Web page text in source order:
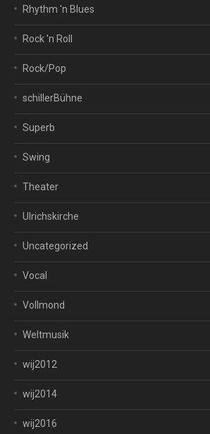
Rhythm 'n Blues
Rock 'n Roll
Rock/Pop
schillerBühne
Superb
Swing
Theater
Ulrichskirche
Uncategorized
Vocal
Vollmond
Weltmusik
wij2012
wij2014
wij2016